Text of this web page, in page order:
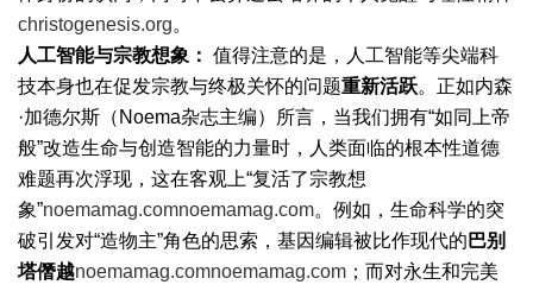
christogenesis.org。
人工智能与宗教想象： 值得注意的是，人工智能等尖端科
技本身也在促发宗教与终极关怀的问题重新活跃。正如内森
·加德尔斯（Noema杂志主编）所言，当我们拥有“如同上帝
般”改造生命与创造智能的力量时，人类面临的根本性道德
难题再次浮现，这在客观上“复活了宗教想
象”noemamag.comnoemamag.com。例如，生命科学的突
破引发对“造物主”角色的思索，基因编辑被比作现代的 巴别
塔僭越noemamag.comnoemamag.com ；而对永生和完美